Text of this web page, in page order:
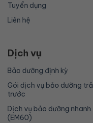
Tuyển dụng
Liên hệ
Dịch vụ
Bảo dưỡng định kỳ
Gói dịch vụ bảo dưỡng trả
trước
Dịch vụ bảo dưỡng nhanh
(EM60)